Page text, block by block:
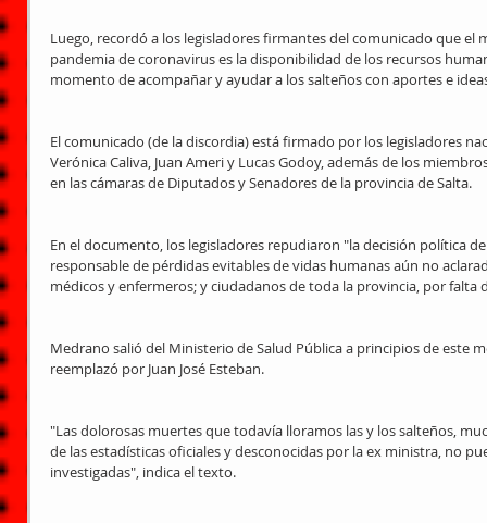
Luego, recordó a los legisladores firmantes del comunicado que
pandemia de coronavirus es la disponibilidad de los recursos
momento de acompañar y ayudar a los salteños con aportes e
El comunicado (de la discordia) está firmado por los legisladores
Verónica Caliva, Juan Ameri y Lucas Godoy, además de los
en las cámaras de Diputados y Senadores de la provincia de Salta.
En el documento, los legisladores repudiaron "la decisión política
responsable de pérdidas evitables de vidas humanas aún no
médicos y enfermeros; y ciudadanos de toda la provincia, por falta
Medrano salió del Ministerio de Salud Pública a principios de este
reemplazó por Juan José Esteban.
"Las dolorosas muertes que todavía lloramos las y los salteños,
de las estadísticas oficiales y desconocidas por la ex ministra, no
investigadas", indica el texto.